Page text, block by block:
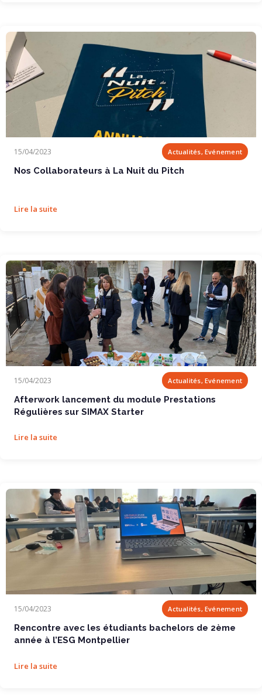
15/04/2023 Actualités, Evénement
Nos Collaborateurs à La Nuit du Pitch
Lire la suite
15/04/2023 Actualités, Evénement
Afterwork lancement du module Prestations
Régulières sur SIMAX Starter
Lire la suite
Rencontre avec les étudiants bachelors de 2ème...
15/04/2023 Actualités, Evénement
Rencontre avec les étudiants bachelors de 2ème
année à l’ESG Montpellier
Lire la suite